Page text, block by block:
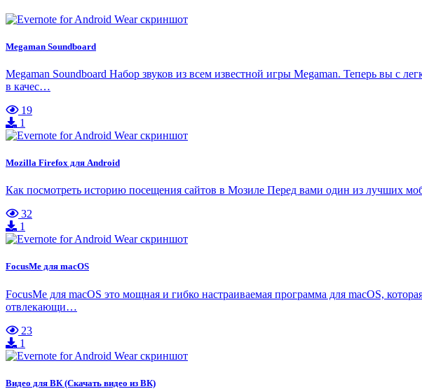
Megaman Soundboard
Megaman Soundboard Набор звуков из всем известной игры Megaman. Теперь вы с
в качес…
19
1
Mozilla Firefox для Android
Как посмотреть историю посещения сайтов в Мозиле Перед вами один из лучших
32
1
FocusMe для macOS
FocusMe для macOS это мощная и гибко настраиваемая программа для macOS,
отвлекающи…
23
1
Видео для ВК (Скачать видео из ВК)